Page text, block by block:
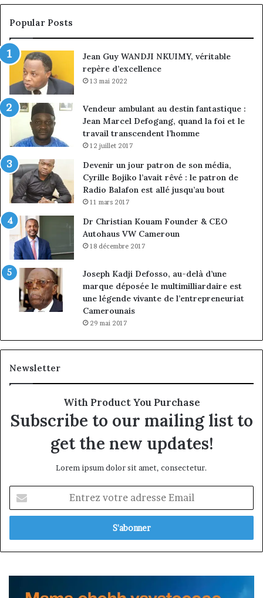
croissance
sous
la
Popular Posts
Jean Guy WANDJI NKUIMY, véritable
repère d’excellence
13 mai 2022
Vendeur ambulant au destin fantastique :
Jean Marcel Defogang, quand la foi et le
travail transcendent l’homme
12 juillet 2017
Devenir un jour patron de son média,
Cyrille Bojiko l’avait rêvé : le patron de
Radio Balafon est allé jusqu’au bout
11 mars 2017
Dr Christian Kouam Founder & CEO
Autohaus VW Cameroun
18 décembre 2017
Joseph Kadji Defosso, au-delà d’une
marque déposée le multimilliardaire est
une légende vivante de l’entrepreneuriat
Camerounais
29 mai 2017
Newsletter
With Product You Purchase
Subscribe to our mailing list to
get the new updates!
Lorem ipsum dolor sit amet, consectetur.
votre
adresse